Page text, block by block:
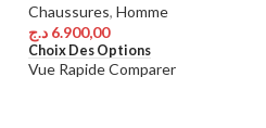
Chaussures, Homme
6.900,00 د.ج
Choix Des Options
Vue RapideComparer